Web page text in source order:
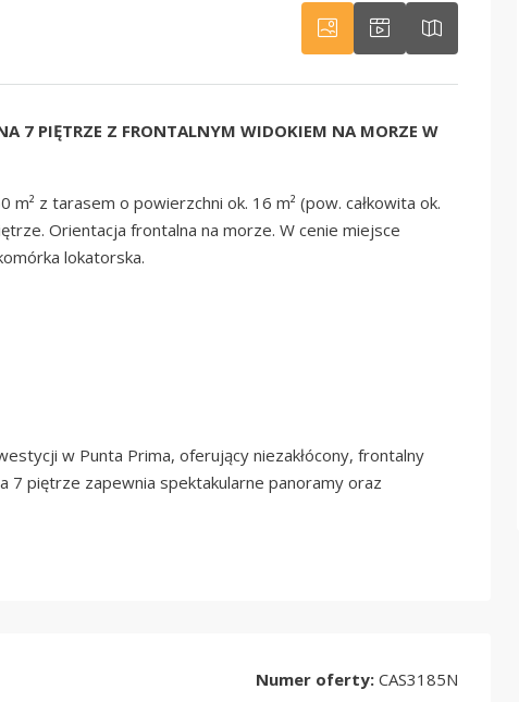
7 PIĘTRZE Z FRONTALNYM WIDOKIEM NA MORZE W
z tarasem o powierzchni ok. 16 m² (pow. całkowita ok.
Orientacja frontalna na morze. W cenie miejsce
lokatorska.
w Punta Prima, oferujący niezakłócony, frontalny
7 piętrze zapewnia spektakularne panoramy oraz
Numer oferty: CAS3185N